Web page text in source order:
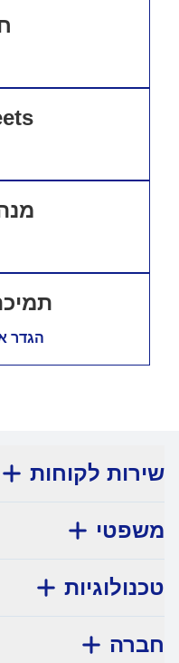
הגדר
שירות לקוחות
משפטי
טכנולוגיות
חברה